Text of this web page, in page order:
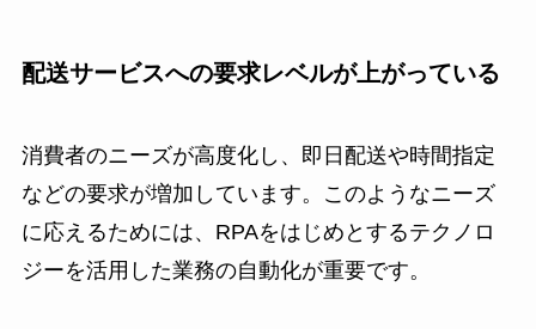
配送サービスへの要求レベルが上がっている
消費者のニーズが高度化し、即日配送や時間指定
などの要求が増加しています。このようなニーズ
に応えるためには、RPAをはじめとするテクノロ
ジーを活用した業務の自動化が重要です。